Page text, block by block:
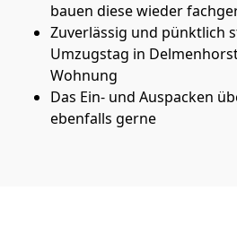
bauen diese wieder
Zuverlässig und pünktlich
Umzugstag in
Wohnung
Das Ein- und Auspacken
ebenfalls gerne